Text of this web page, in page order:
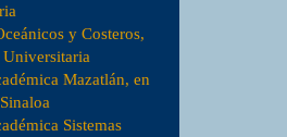
y Costeros,
Mazatlán, en
Sistemas